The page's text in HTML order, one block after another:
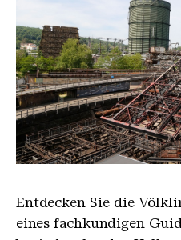
Der Erzschrägaufzug
Copyright:
Entdecken Sie die
eines fachkundigen